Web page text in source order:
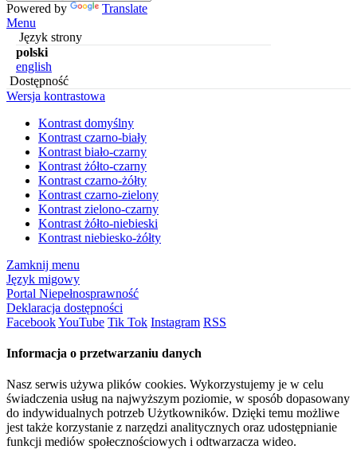
Powered by
Translate
Menu
Język strony
polski
english
Dostępność
Wersja kontrastowa
Kontrast domyślny
Kontrast czarno-biały
Kontrast biało-czarny
Kontrast żółto-czarny
Kontrast czarno-żółty
Kontrast czarno-zielony
Kontrast zielono-czarny
Kontrast żółto-niebieski
Kontrast niebiesko-żółty
Zamknij menu
Język migowy
Portal Niepełnosprawność
Deklaracja dostępności
FacebookYouTube Tik Tok Instagram RSS
Informacja o przetwarzaniu danych
Nasz serwis używa plików cookies. Wykorzystujemy je w celu
świadczenia usług na najwyższym poziomie, w sposób dopasowany
do indywidualnych potrzeb Użytkowników. Dzięki temu możliwe
jest także korzystanie z narzędzi analitycznych oraz udostępnianie
funkcji mediów społecznościowych i odtwarzacza wideo.